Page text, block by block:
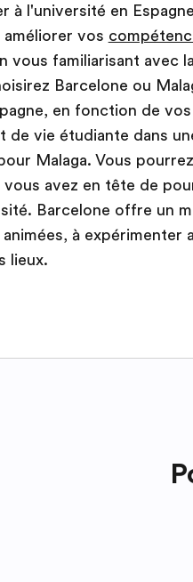
à l'université en
vos
vous familiarisant avec
Barcelone ou
en fonction de
de vie étudiante dans
Malaga. Vous
avez en tête de
Barcelone offre un
à expérimenter
lieux.